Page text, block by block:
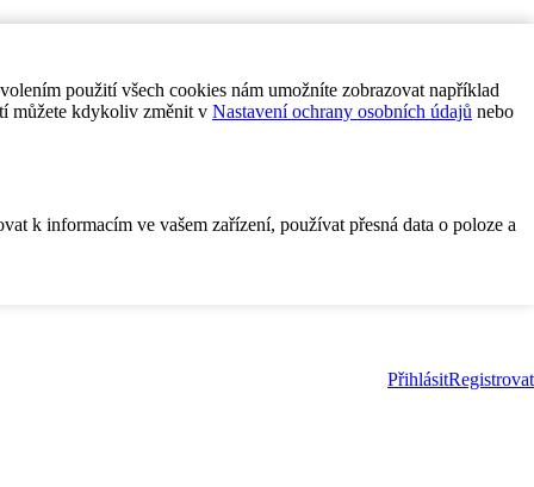
použití všech cookies nám umožníte zobrazovat například
můžete kdykoliv změnit v Nastavení ochrany osobních údajů nebo
k informacím ve vašem zařízení, používat přesná data o poloze a
PřihlásitRegistrovat